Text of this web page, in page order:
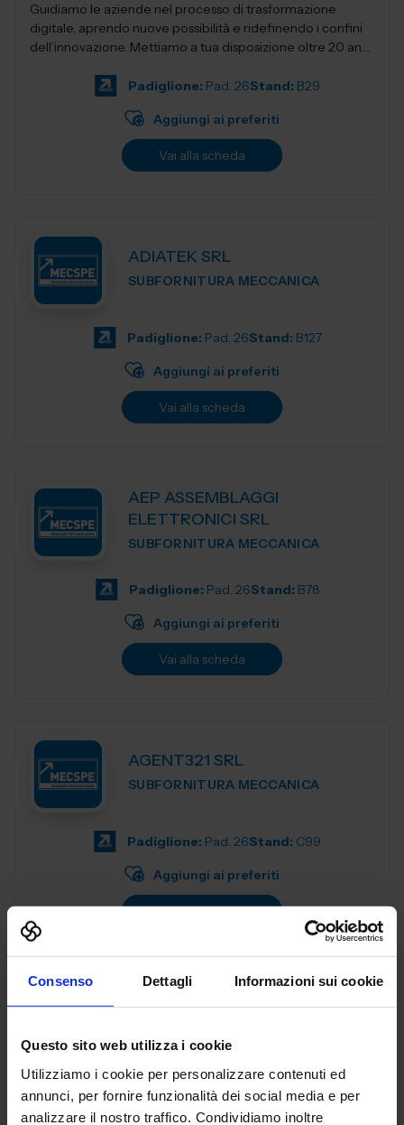
Consenso Dettagli Informazioni sui cookie
Questo sito web utilizza i cookie
Utilizziamo i cookie per personalizzare contenuti ed
annunci, per fornire funzionalità dei social media e per
analizzare il nostro traffico. Condividiamo inoltre
Guidiamo le aziende nel processo di trasformazione
digitale, aprendo nuove possibilità e ridefinendo i confini
dell’innovazione. Mettiamo a tua disposizione oltre 20 anni
Padiglione: Pad. 26Stand: B29
Aggiungi ai preferiti
Vai alla scheda
ADIATEK SRL
SUBFORNITURA MECCANICA
Padiglione: Pad. 26Stand: B127
Aggiungi ai preferiti
Vai alla scheda
AEP ASSEMBLAGGI
ELETTRONICI SRL
SUBFORNITURA MECCANICA
Padiglione: Pad. 26Stand: B78
Aggiungi ai preferiti
Vai alla scheda
AGENT321 SRL
SUBFORNITURA MECCANICA
Padiglione: Pad. 26Stand: C99
Aggiungi ai preferiti
Vai alla scheda
AGIE CHARMILLES
MACCHINE UTENSILI
Benvenuti alla celebrazione del nostro 70° anniversario! In
qualità di pionieri nella produzione a elettroerosione,